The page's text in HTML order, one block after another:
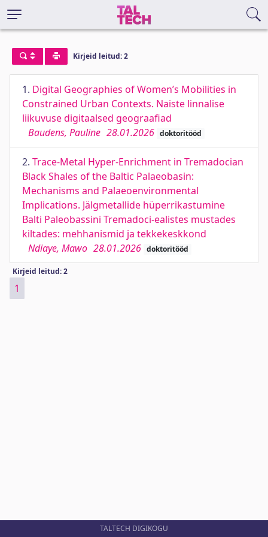
Kirjeid leitud: 2
1. Digital Geographies of Women’s Mobilities in
Constrained Urban Contexts. Naiste linnalise
liikuvuse digitaalsed geograafiad
Baudens, Pauline 28.01.2026 doktoritööd
2. Trace-Metal Hyper-Enrichment in Tremadocian
Black Shales of the Baltic Palaeobasin:
Mechanisms and Palaeoenvironmental
Implications. Jälgmetallide hüperrikastumine
Balti Paleobassini Tremadoci-ealistes mustades
kiltades: mehhanismid ja tekkekeskkond
Ndiaye, Mawo 28.01.2026 doktoritööd
Kirjeid leitud: 2
1
TALTECH DIGIKOGU